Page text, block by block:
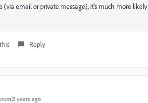
(via email or private message), it's much more
Reply
years ago